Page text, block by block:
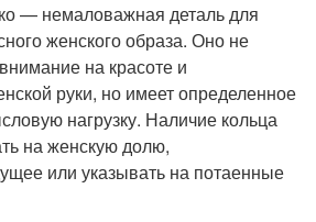
— немаловажная деталь для
женского образа. Оно не
на красоте и
руки, но имеет определенное
нагрузку. Наличие кольца
на женскую долю,
или указывать на потаенные